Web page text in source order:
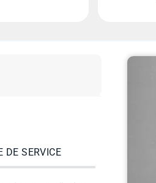
DE SERVICE